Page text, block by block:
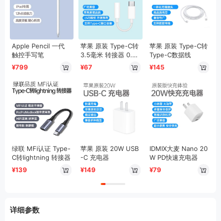
Apple Pencil 一代
触控手写笔
¥799
苹果 原装 Type-C转
3.5毫米 转接器 0.08
m
¥67
苹果 原装 Type-C转
Type-C数据线
¥145
绿联 MFi认证 Type-
C转lightning 转接器
¥139
苹果 原装 20W USB
-C 充电器
¥149
IDMIX大麦 Nano 20
W PD快速充电器
¥79
详细参数